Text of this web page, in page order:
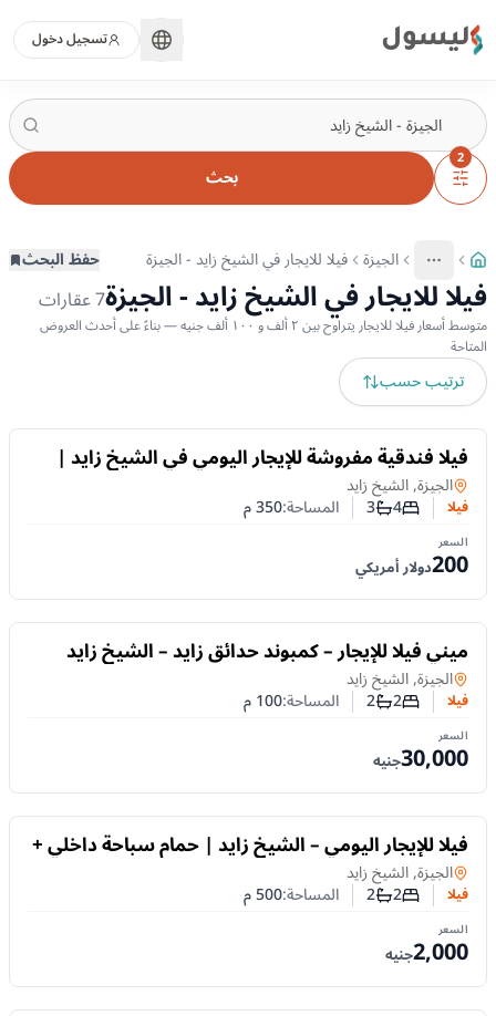
ليسول تسجيل دخول
2
بحث
More
عرض المزيد من المسارات
الجيزة فيلا للايجار في الشيخ زايد - الجيزة حفظ البحث
فيلا للايجار في الشيخ زايد - الجيزة7عقارات
متوسط أسعار فيلا للايجار يتراوح بين ٢ ألف و ١٠٠ ألف جنيه — بناءً على أحدث العروض
المتاحة
ترتيب حسب
للايجار
فيلا فندقية مفروشة للإيجار اليومي في الشيخ زايد |
حمام سباحة خاص
فيلافي
الجيزة, الشيخ زايد
فيلا عدد غرف النوم
4عدد الحمامات
3 المساحة:350م
السعر
200دولار أمريكي
للايجار
ميني فيلا للإيجار – كمبوند حدائق زايد – الشيخ زايد
فيلافي
الجيزة, الشيخ زايد
فيلا عدد غرف النوم
2عدد الحمامات
2 المساحة:100م
السعر
30,000جنيه
للايجار
فيلا للإيجار اليومي – الشيخ زايد | حمام سباحة داخلي +
خصوصية تامة
فيلافي
الجيزة, الشيخ زايد
فيلا عدد غرف النوم
2عدد الحمامات
2 المساحة:500م
السعر
2,000جنيه